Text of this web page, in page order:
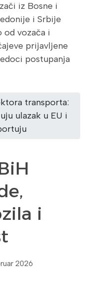
iz Bosne i
i Srbije
vozača i
prijavljene
postupanja
transporta:
ulazak u EU i
i
2026